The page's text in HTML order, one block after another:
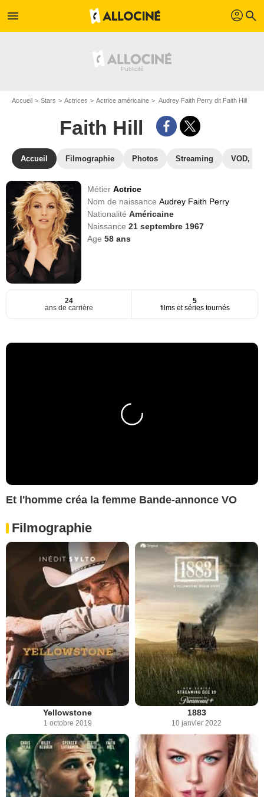
menu profil search
Accueil Stars Actrices Actrice américaine Audrey Faith Perry dit Faith Hill
Faith Hill
Accueil Filmographie Photos Streaming VOD,
MétierActrice
Nom de naissanceAudrey Faith Perry
NationalitéAméricaine
Naissance21 septembre 1967
Age58 ans
24
ans de carrière
5
films et séries tournés
Et l'homme créa la femme Bande-annonce VO
Filmographie
Yellowstone
1 octobre 2019
1883
10 janvier 2022